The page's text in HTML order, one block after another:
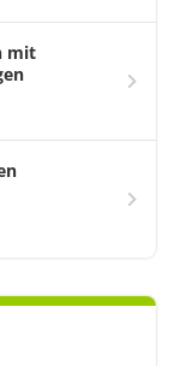
mit